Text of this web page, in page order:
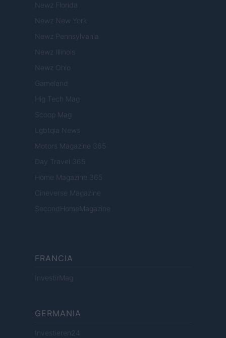
Newz Florida
Newz New York
Newz Pennsylvania
Newz Illinois
Newz Ohio
Gameland
Hig Tech Mag
Scoop Mag
Lgbtqia News
Motors Magazine 365
Day Travel 365
Home Magazine 365
Cineverse Magazine
SecondHomeMagazine
FRANCIA
InvestirMag
GERMANIA
Investieren24